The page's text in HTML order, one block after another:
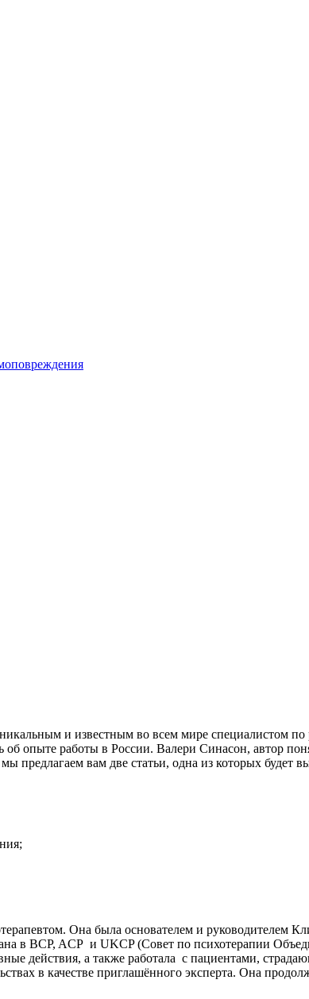
и известным во всем мире специалистом по
об опыте работы в России. Валери Синасон, автор
предлагаем вам две статьи, одна из которых будет
Она была основателем и руководителем
в BCP, ACP и UKCP (Совет по психотерапии
действия, а также работала с пациентами,
в качестве приглашённого эксперта. Она